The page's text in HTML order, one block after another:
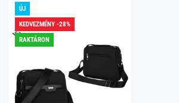
ÚJ
KEDVEZMÉNY -28%
RAKTÁRON